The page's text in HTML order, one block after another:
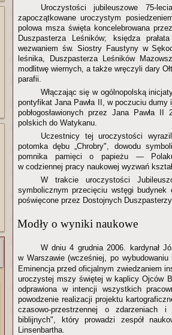
Uroczystości jubileuszowe 75-
zapoczątkowane uroczystym
polowa msza święta koncelebrowana
Duszpasterza Leśników; księdza
wezwaniem św. Siostry Faustyny w
leśnika, Duszpasterza Leśników
modlitwę wiernych, a także wręczyli dary
parafii.
Włączając się w ogólnopolską
pontyfikat Jana Pawła II, w poczuciu
pobłogosławionych przez Jana Pawła
polskich do Watykanu.
Uczestnicy tej uroczystości
potomka dębu „Chrobry", dowodu
pomnika pamięci o papieżu —
w codziennej pracy naukowej wyzwań
W trakcie uroczystości
symbolicznym przecięciu wstęgi
poświęcone przez Dostojnych Duszpasterzy.
Modły o wyniki naukowe
W dniu 4 grudnia 2006. kardynał
w Warszawie (wcześniej, po
Eminencja przed oficjalnym zwiedzaniem
uroczystej mszy świętej w kaplicy Ojców
odprawiona w intencji wszystkich
powodzenie realizacji projektu
czasowo-przestrzennej o zdarzeniach i
biblijnych", który prowadzi zespół
Linsenbartha.